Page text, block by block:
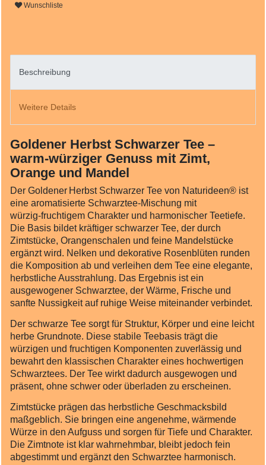
Wunschliste
Beschreibung
Weitere Details
Goldener Herbst Schwarzer Tee –
warm-würziger Genuss mit Zimt,
Orange und Mandel
Der Goldener Herbst Schwarzer Tee von Naturideen® ist
eine aromatisierte Schwarztee‑Mischung mit
würzig‑fruchtigem Charakter und harmonischer Teetiefe.
Die Basis bildet kräftiger schwarzer Tee, der durch
Zimtstücke, Orangenschalen und feine Mandelstücke
ergänzt wird. Nelken und dekorative Rosenblüten runden
die Komposition ab und verleihen dem Tee eine elegante,
herbstliche Ausstrahlung. Das Ergebnis ist ein
ausgewogener Schwarztee, der Wärme, Frische und
sanfte Nussigkeit auf ruhige Weise miteinander verbindet.
Der schwarze Tee sorgt für Struktur, Körper und eine leicht
herbe Grundnote. Diese stabile Teebasis trägt die
würzigen und fruchtigen Komponenten zuverlässig und
bewahrt den klassischen Charakter eines hochwertigen
Schwarztees. Der Tee wirkt dadurch ausgewogen und
präsent, ohne schwer oder überladen zu erscheinen.
Zimtstücke prägen das herbstliche Geschmacksbild
maßgeblich. Sie bringen eine angenehme, wärmende
Würze in den Aufguss und sorgen für Tiefe und Charakter.
Die Zimtnote ist klar wahrnehmbar, bleibt jedoch fein
abgestimmt und ergänzt den Schwarztee harmonisch.